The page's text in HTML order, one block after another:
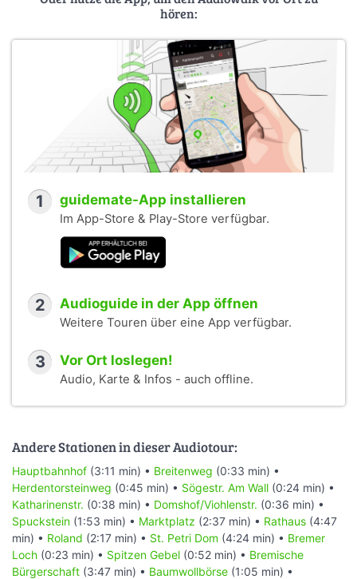
hören:
1 guidemate-App installieren
Im App-Store & Play-Store verfügbar.
2 Audioguide in der App öffnen
Weitere Touren über eine App verfügbar.
3 Vor Ort loslegen!
Audio, Karte & Infos - auch offline.
Andere Stationen in dieser Audiotour:
Hauptbahnhof (3:11 min) • Breitenweg (0:33 min) •
Herdentorsteinweg (0:45 min) • Sögestr. Am Wall (0:24 min) •
Katharinenstr. (0:38 min) • Domshof/Viohlenstr. (0:36 min) •
Spuckstein (1:53 min) • Marktplatz (2:37 min) • Rathaus (4:47
min) • Roland (2:17 min) • St. Petri Dom (4:24 min) • Bremer
Loch (0:23 min) • Spitzen Gebel (0:52 min) • Bremische
Bürgerschaft (3:47 min) • Baumwollbörse (1:05 min) •